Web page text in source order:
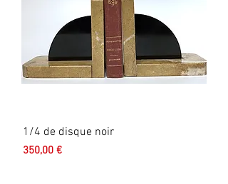
1/4 de disque noir
Prix
350,00 €